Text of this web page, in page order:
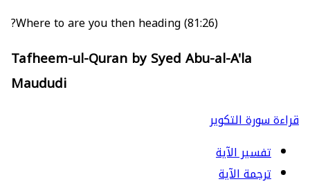
(81:26) Where to are you then heading?
Tafheem-ul-Quran by Syed Abu-al-A'la
Maududi
قراءة سورة التكوير
تفسير الآية
ترجمة الآية